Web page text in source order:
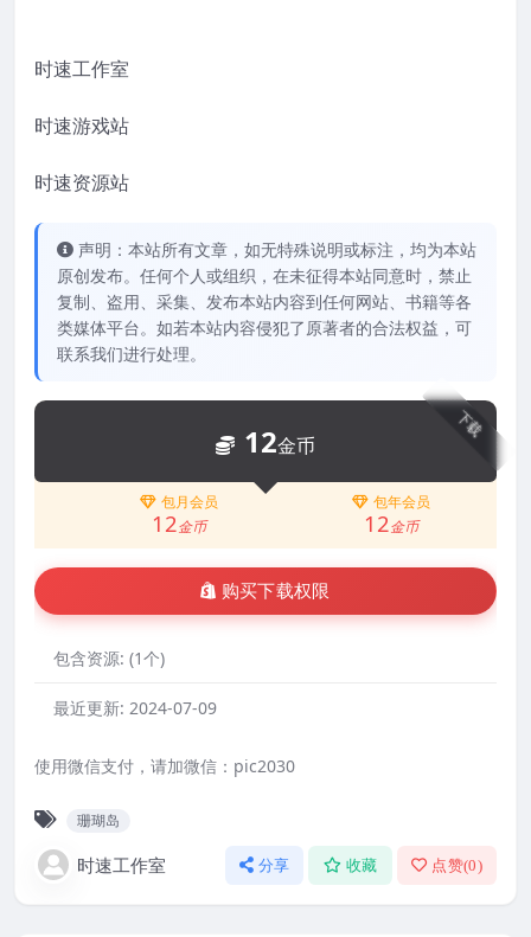
时速工作室
时速游戏站
时速资源站
声明：本站所有文章，如无特殊说明或标注，均为本站
原创发布。任何个人或组织，在未征得本站同意时，禁止
复制、盗用、采集、发布本站内容到任何网站、书籍等各
类媒体平台。如若本站内容侵犯了原著者的合法权益，可
联系我们进行处理。
下载
12金币
包月会员
12金币
包年会员
12金币
购买下载权限
包含资源: (1个)
最近更新: 2024-07-09
使用微信支付，请加微信：pic2030
珊瑚岛
时速工作室 分享 收藏 点赞(0)